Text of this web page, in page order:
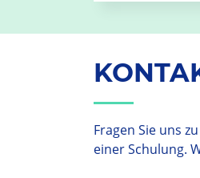
Fragen Sie uns
einer Schulung.